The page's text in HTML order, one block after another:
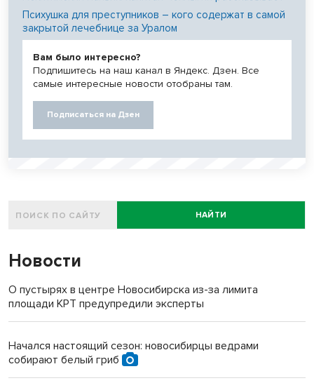
Психушка для преступников – кого содержат в самой
закрытой лечебнице за Уралом
Вам было интересно?
Подпишитесь на наш канал в Яндекс. Дзен. Все
самые интересные новости отобраны там.
Подписаться на Дзен
НАЙТИ
Новости
О пустырях в центре Новосибирска из-за лимита
площади КРТ предупредили эксперты
Начался настоящий сезон: новосибирцы ведрами
собирают белый гриб